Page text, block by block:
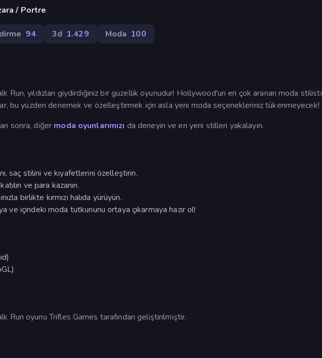
/ Portre
94 3d 1.429 Moda 100
Run, yıldızları giydirdiğiniz bir güzellik oyunudur! Hollywood'un en çok aranan moda stilisti
bu yüzden denemek ve özelleştirmek için asla yeni moda seçenekleriniz tükenmeyecek!
sonra, diğer moda oyunlarımızı da deneyin ve en yeni stilleri yakalayın.
saç stilini ve kıyafetlerini özelleştirin.
ve para kazanın.
birlikte kırmızı halıda yürüyün.
ve içindeki moda tutkununu ortaya çıkarmaya hazır ol!
Run oyunu Trifles Games tarafından geliştirilmiştir.